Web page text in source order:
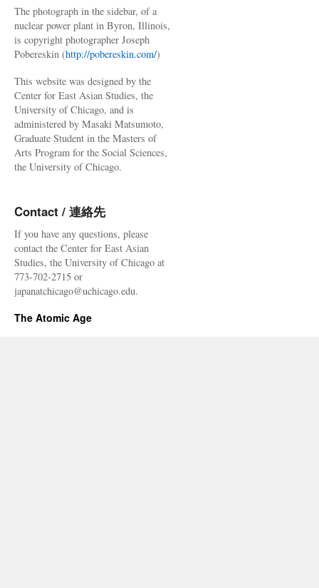
The photograph in the sidebar, of a
nuclear power plant in Byron, Illinois,
is copyright photographer Joseph
Pobereskin (http://pobereskin.com/)
This website was designed by the
Center for East Asian Studies, the
University of Chicago, and is
administered by Masaki Matsumoto,
Graduate Student in the Masters of
Arts Program for the Social Sciences,
the University of Chicago.
Contact / 連絡先
If you have any questions, please
contact the Center for East Asian
Studies, the University of Chicago at
773-702-2715 or
japanatchicago@uchicago.edu.
The Atomic Age